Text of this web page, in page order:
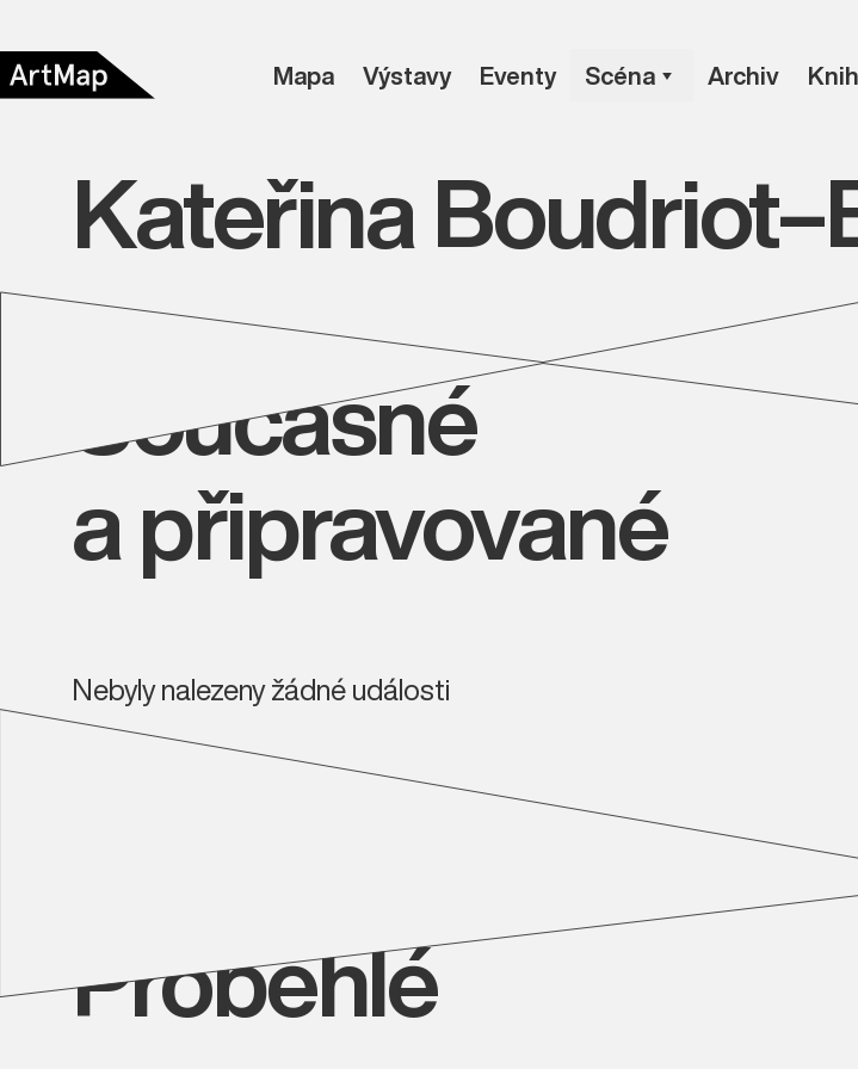
Mapa Výstavy Eventy Scéna Archiv
Kateřina
Současné
a připravované
Nebyly nalezeny žádné události
Proběhlé